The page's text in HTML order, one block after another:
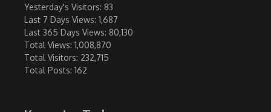
Yesterday's Visitors: 83
Last 7 Days Views: 1,687
Last 365 Days Views: 80,130
Total Views: 1,008,870
Total Visitors: 232,715
Total Posts: 162